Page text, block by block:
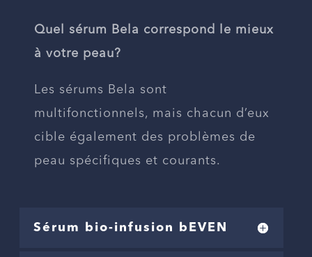
Quel sérum Bela correspond le mieux
à votre peau?
Les sérums Bela sont
multifonctionnels, mais chacun d’eux
cible également des problèmes de
peau spécifiques et courants.
Sérum bio-infusion bEVEN